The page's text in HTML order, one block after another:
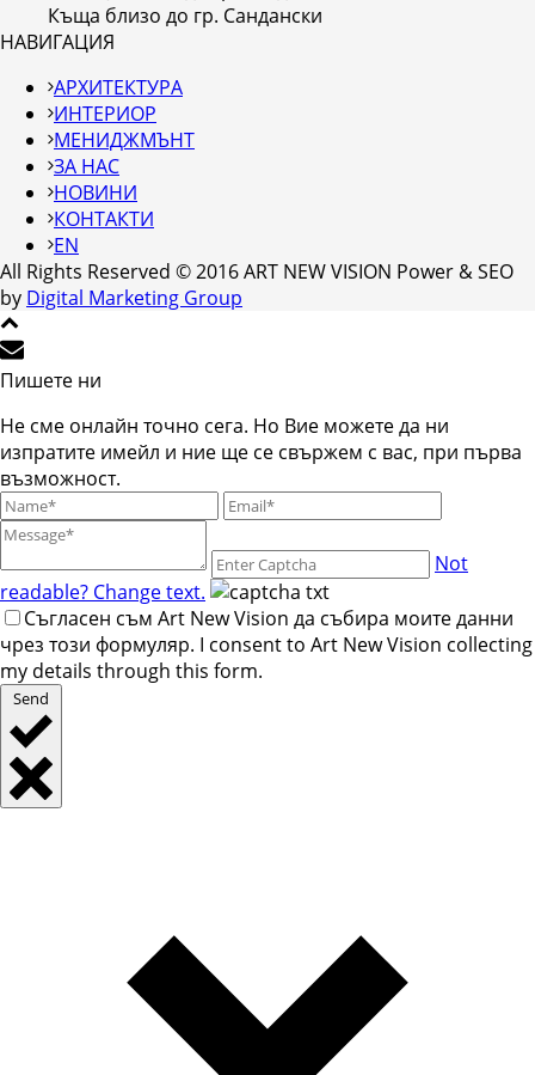
Къща близо до гр. Сандански
НАВИГАЦИЯ
АРХИТЕКТУРА
ИНТЕРИОР
МЕНИДЖМЪНТ
ЗА НАС
НОВИНИ
КОНТАКТИ
EN
All Rights Reserved © 2016 ART NEW VISION Power & SEO
by Digital Marketing Group
Пишете ни
Не сме онлайн точно сега. Но Вие можете да ни
изпратите имейл и ние ще се свържем с вас, при първа
възможност.
Not
readable? Change text.
Съгласен съм Art New Vision да събира моите данни
чрез този формуляр. I consent to Art New Vision collecting
my details through this form.
Send